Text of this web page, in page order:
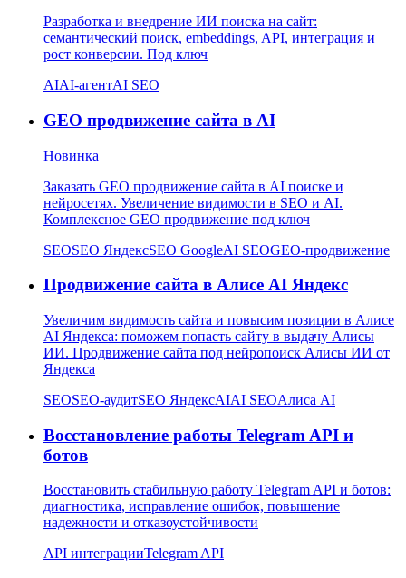
Разработка и внедрение ИИ поиска на сайт:
семантический поиск, embeddings, API, интеграция и
рост конверсии. Под ключ
AIAI-агентAI SEO
GEO продвижение сайта в AI
Новинка
Заказать GEO продвижение сайта в AI поиске и
нейросетях. Увеличение видимости в SEO и AI.
Комплексное GEO продвижение под ключ
SEOSEO ЯндексSEO GoogleAI SEOGEO-продвижение
Продвижение сайта в Алисе AI Яндекс
Увеличим видимость сайта и повысим позиции в Алисе
AI Яндекса: поможем попасть сайту в выдачу Алисы
ИИ. Продвижение сайта под нейропоиск Алисы ИИ от
Яндекса
SEOSEO-аудитSEO ЯндексAIAI SEOАлиса AI
Восстановление работы Telegram API и
ботов
Восстановить стабильную работу Telegram API и ботов:
диагностика, исправление ошибок, повышение
надежности и отказоустойчивости
API интеграцииTelegram API